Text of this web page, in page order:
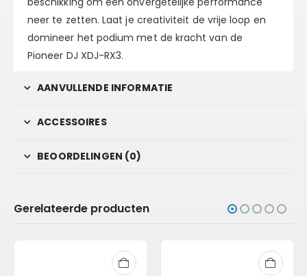
neer te zetten. Laat je creativiteit de vrije loop en
domineer het podium met de kracht van de
Pioneer DJ XDJ-RX3.
AANVULLENDE INFORMATIE
ACCESSOIRES
BEOORDELINGEN (0)
Gerelateerde producten